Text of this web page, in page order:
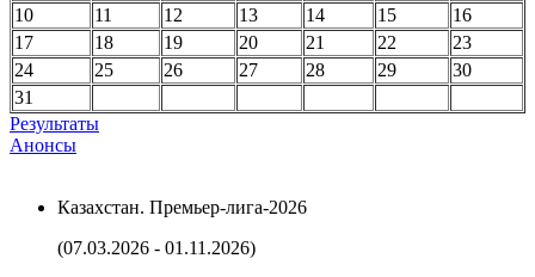
10
11 12 13 14 15
16
17
18 19 20 21 22
23
24
25 26 27 28 29
30
31
Результаты
Анонсы
Казахстан. Премьер-лига-2026
(07.03.2026 - 01.11.2026)